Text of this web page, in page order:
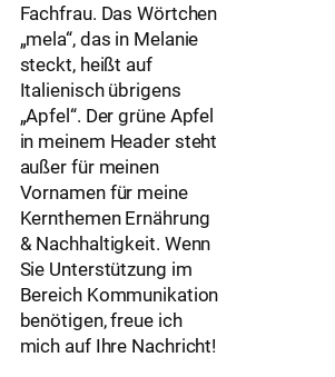
Fachfrau. Das Wörtchen
„mela“, das in Melanie
steckt, heißt auf
Italienisch übrigens
„Apfel“. Der grüne Apfel
in meinem Header steht
außer für meinen
Vornamen für meine
Kernthemen Ernährung
& Nachhaltigkeit. Wenn
Sie Unterstützung im
Bereich Kommunikation
benötigen, freue ich
mich auf Ihre Nachricht!